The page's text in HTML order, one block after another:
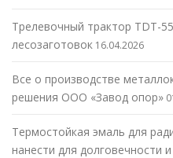
Трелевочный трактор TDT-
лесозаготовок 16.04.2026
Все о производстве
решения ООО «Завод опор»
Термостойкая эмаль для
нанести для долговечности